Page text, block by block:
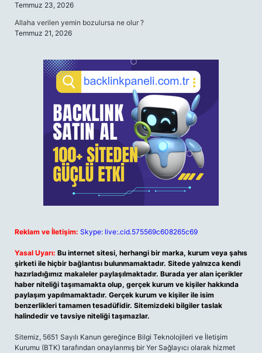
Temmuz 23, 2026
Allaha verilen yemin bozulursa ne olur ?
Temmuz 21, 2026
Reklam ve İletişim: Skype: live:.cid.575569c608265c69
Yasal Uyarı: Bu internet sitesi, herhangi bir marka, kurum veya şahıs
şirketi ile hiçbir bağlantısı bulunmamaktadır. Sitede yalnızca kendi
hazırladığımız makaleler paylaşılmaktadır. Burada yer alan içerikler
haber niteliği taşımamakta olup, gerçek kurum ve kişiler hakkında
paylaşım yapılmamaktadır. Gerçek kurum ve kişiler ile isim
benzerlikleri tamamen tesadüfidir. Sitemizdeki bilgiler taslak
halindedir ve tavsiye niteliği taşımazlar.
Sitemiz, 5651 Sayılı Kanun gereğince Bilgi Teknolojileri ve İletişim
Kurumu (BTK) tarafından onaylanmış bir Yer Sağlayıcı olarak hizmet